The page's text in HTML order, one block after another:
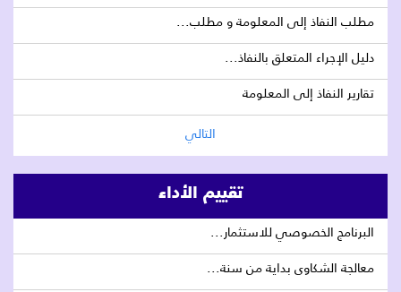
مطلب النفاذ إلى المعلومة و مطلب...
دليل الإجراء المتعلق بالنفاذ...
تقارير النفاذ إلى المعلومة
التالي
تقييم الأداء
البرنامج الخصوصي للاستثمار...
معالجة الشكاوى بداية من سنة...